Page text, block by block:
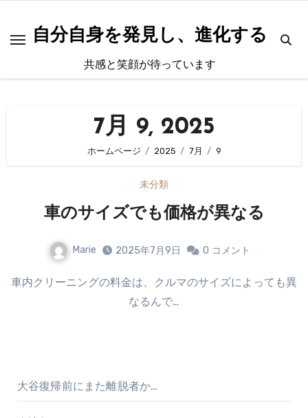
自分自身を発見し、進化する
共感と笑顔が待っています
7月 9, 2025
ホームページ 2025 7月 9
未分類
車のサイズでも価格が異なる
Marie 2025年7月9日 0 コメント
車内クリーニングの料金は、クルマのサイズによっても異
なるんで…
大谷復帰前にまた離脱者か…